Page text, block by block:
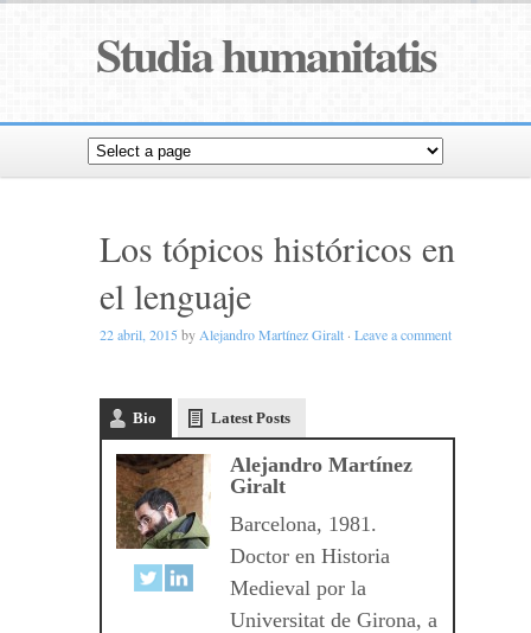
Studia humanitatis
Los tópicos históricos en
el lenguaje
22 abril, 2015 by Alejandro Martínez Giralt · Leave a comment
Bio Latest Posts
Alejandro Martínez
Giralt
Barcelona, 1981.
Doctor en Historia
Medieval por la
Universitat de Girona, a